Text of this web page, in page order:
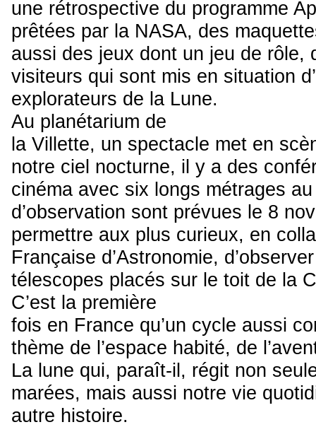
une rétrospective du programme
prêtées par la NASA, des
aussi des jeux dont un jeu de rôle,
visiteurs qui sont mis en situation
explorateurs de la Lune.
Au planétarium de
la Villette, un spectacle met en
notre ciel nocturne, il y a des
cinéma avec six longs métrages
d’observation sont prévues le 8
permettre aux plus curieux, en
Française d’Astronomie,
télescopes placés sur le toit de la
C’est la première
fois en France qu’un cycle aussi
thème de l’espace habité, de
La lune qui, paraît-il, régit non
marées, mais aussi notre vie
autre histoire.